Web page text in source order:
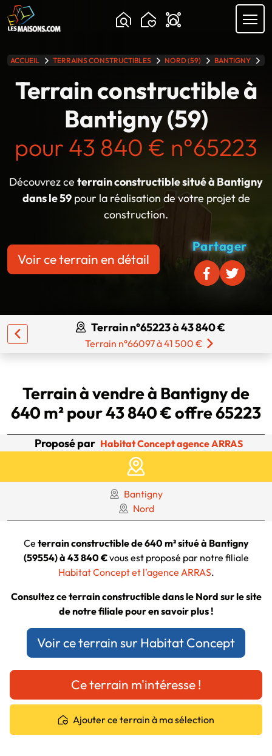
Chargement...
ACCUEIL TERRAINS CONSTRUCTIBLES NORD (59) BANTIGNY
Terrain constructible à
Bantigny (59)
pour 43 840 € n°65223
Découvrez ce terrain constructible situé à Bantigny
dans le 59pour la réalisation de votre projet de
construction.
Voir ce terrain en détail
Partager
Terrain n°65223 à 43 840 €
Terrain n°66097 à 41 500 €
Terrain à vendre à Bantigny de
640 m² pour 43 840 € offre 65223
Proposé par Habitat Concept agence ARRAS
Bantigny
Nord
Ce terrain constructible de 640 m² situé à Bantigny
(59554) à 43 840 €vous est proposé par notre filiale
Habitat Concept et l'agence ARRAS.
Consultez ce terrain constructible dans le Nord sur le site
de notre filiale pour en savoir plus !
Voir ce terrain sur Habitat Concept
Ce terrain m'intéresse !
Ajouter ce terrain à ma sélection